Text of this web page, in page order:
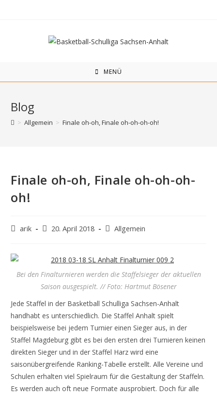
MENÜ
Blog
> Allgemein > Finale oh-oh, Finale oh-oh-oh-oh!
Finale oh-oh, Finale oh-oh-oh-
oh!
Beitrags-
arik
Beitrag
20. April 2018
Beitrags-
Allgemein
Bei den Finalturnieren werden die Staffelsieger der aktuellen
Saison ausgespielt. // Foto: Hartmut Bösener
Jede Staffel in der Basketball Schulliga Sachsen-Anhalt
handhabt es unterschiedlich. Die Staffel Anhalt spielt
beispielsweise bei jedem Turnier einen Sieger aus, in der
Staffel Magdeburg gibt es bei den ersten drei Turnieren keinen
direkten Sieger und in der Staffel Harz wird eine
saisonübergreifende Ranking-Tabelle erstellt. Alle Vereine und
Schulen erhalten viel Spielraum für die Gestaltung der Staffeln.
Es werden auch oft neue Formate ausprobiert. Doch für alle